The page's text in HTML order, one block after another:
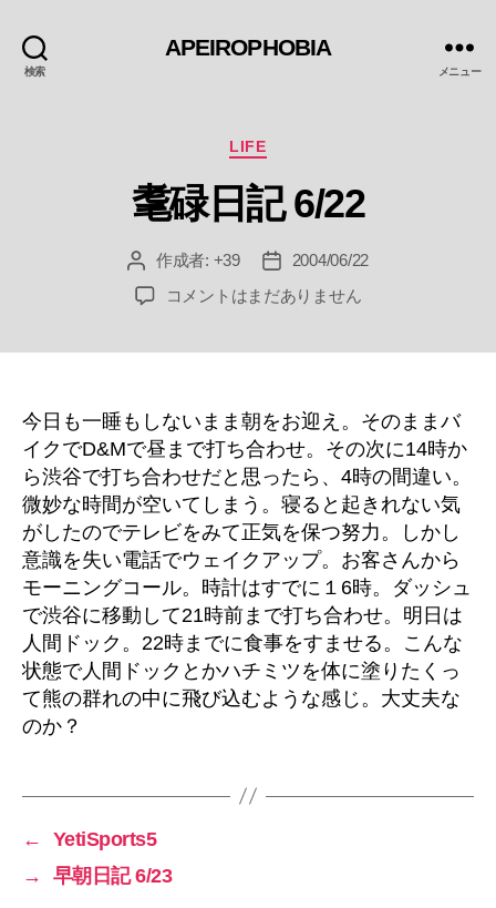
検索
APEIROPHOBIA
メニュー
カ
ゴ
リ
LIFE
耄碌日記 6/22
投
稿
者
作成者: +39
投
稿
日
2004/06/22
耄
へ
の
コメントはまだありません
今日も一睡もしないまま朝をお迎え。そのままバ
イクでD&Mで昼まで打ち合わせ。その次に14時か
ら渋谷で打ち合わせだと思ったら、4時の間違い。
微妙な時間が空いてしまう。寝ると起きれない気
がしたのでテレビをみて正気を保つ努力。しかし
意識を失い電話でウェイクアップ。お客さんから
モーニングコール。時計はすでに１6時。ダッシュ
で渋谷に移動して21時前まで打ち合わせ。明日は
人間ドック。22時までに食事をすませる。こんな
状態で人間ドックとかハチミツを体に塗りたくっ
て熊の群れの中に飛び込むような感じ。大丈夫な
のか？
←
YetiSports5
→
早朝日記 6/23